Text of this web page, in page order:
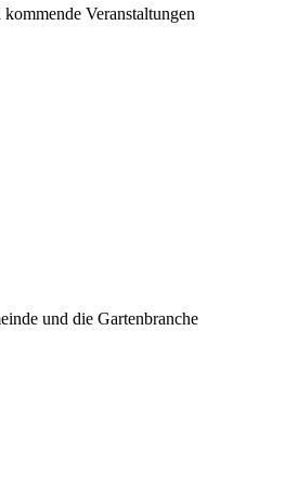
Veranstaltungen
und die Gartenbranche